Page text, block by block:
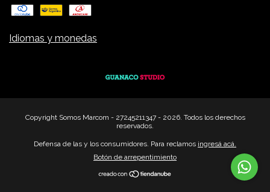
Idiomas y monedas
Copyright Somos Marcom - 27245211347 - 2026. Todos los derechos
reservados.
Defensa de las y los consumidores. Para reclamos ingresá acá.
Botón de arrepentimiento